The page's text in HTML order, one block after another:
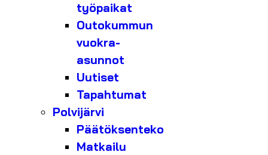
työpaikat
Outokummun
vuokra-
asunnot
Uutiset
Tapahtumat
Polvijärvi
Päätöksenteko
Matkailu